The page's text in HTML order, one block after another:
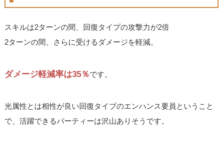
スキルは2ターンの間、回復タイプの攻撃力が2倍
2ターンの間、さらに受けるダメージを軽減。
ダメージ軽減率は35％です。
光属性とは相性が良い回復タイプのエンハンス要員ということ
で、活躍できるパーティーは沢山ありそうです。